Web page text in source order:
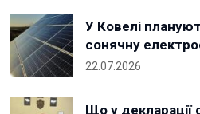
У Ковелі
сонячну
22.07.2026
Що у декларації